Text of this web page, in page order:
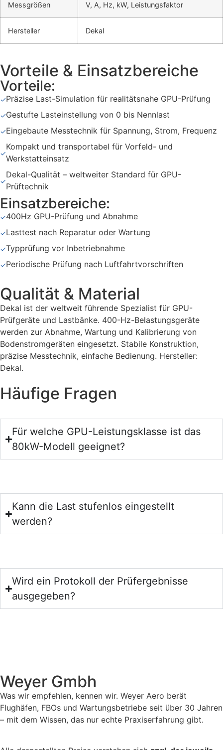
Messgrößen V, A, Hz, kW, Leistungsfaktor
Hersteller Dekal
Vorteile & Einsatzbereiche
Vorteile:
✓Präzise Last-Simulation für realitätsnahe GPU-Prüfung
✓Gestufte Lasteinstellung von 0 bis Nennlast
✓Eingebaute Messtechnik für Spannung, Strom, Frequenz
✓
Kompakt und transportabel für Vorfeld- und
Werkstatteinsatz
✓
Dekal-Qualität – weltweiter Standard für GPU-
Prüftechnik
Einsatzbereiche:
✓400Hz GPU-Prüfung und Abnahme
✓Lasttest nach Reparatur oder Wartung
✓Typprüfung vor Inbetriebnahme
✓Periodische Prüfung nach Luftfahrtvorschriften
Qualität & Material
Dekal ist der weltweit führende Spezialist für GPU-
Prüfgeräte und Lastbänke. 400-Hz-Belastungsgeräte
werden zur Abnahme, Wartung und Kalibrierung von
Bodenstromgeräten eingesetzt. Stabile Konstruktion,
präzise Messtechnik, einfache Bedienung. Hersteller:
Dekal.
Häufige Fragen
Für welche GPU-Leistungsklasse ist das
80kW-Modell geeignet?
Kann die Last stufenlos eingestellt
werden?
Wird ein Protokoll der Prüfergebnisse
ausgegeben?
Weyer Gmbh
Was wir empfehlen, kennen wir. Weyer Aero berät
Flughäfen, FBOs und Wartungsbetriebe seit über 30 Jahren
– mit dem Wissen, das nur echte Praxiserfahrung gibt.